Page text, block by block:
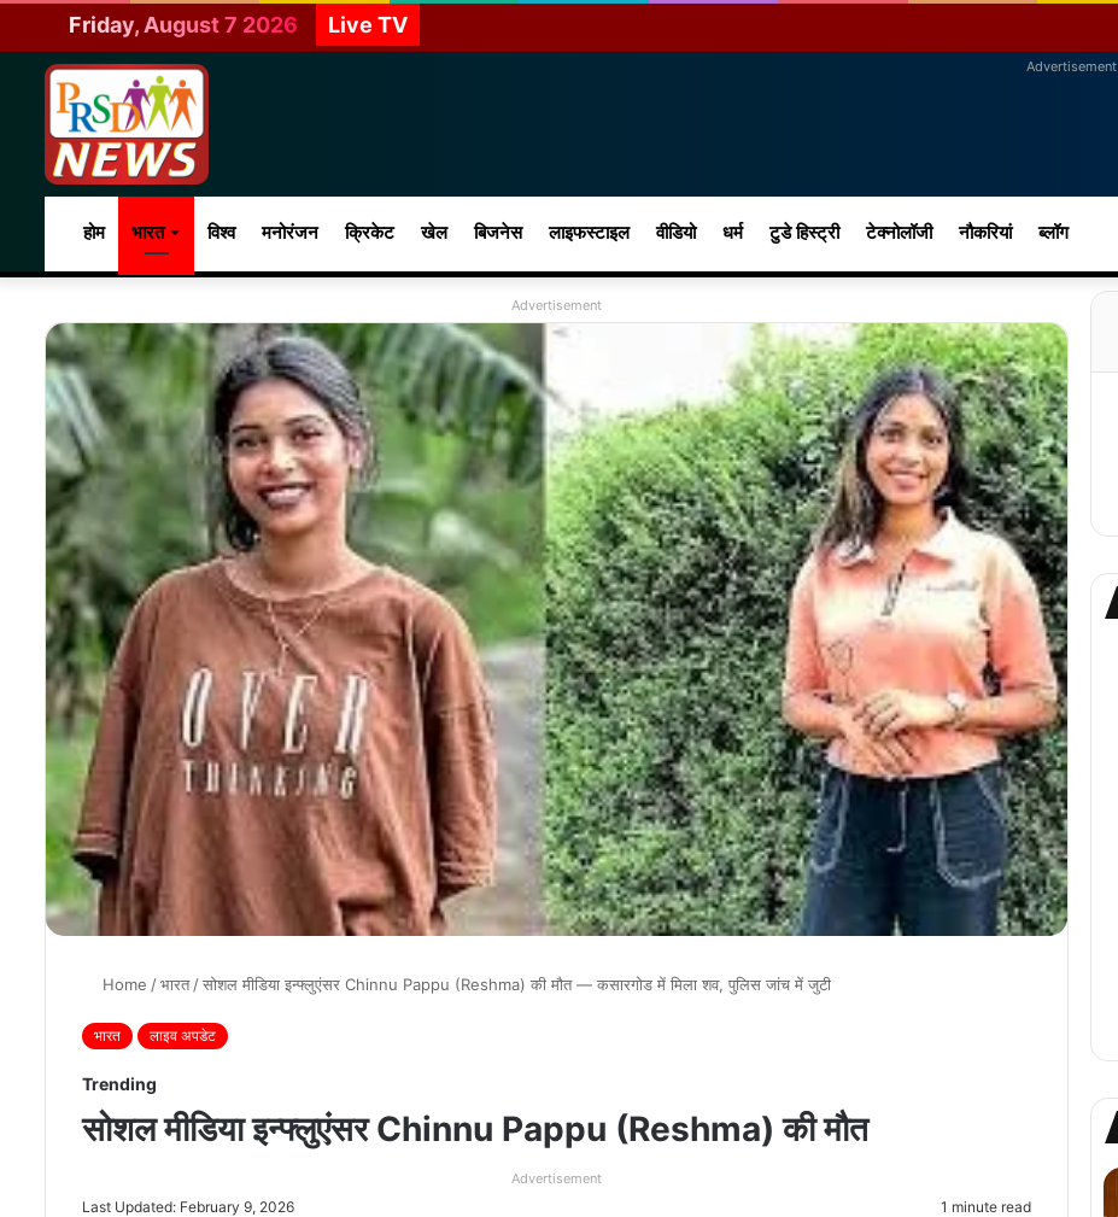
Friday, August 7 2026 Live TV
Advertisement
होम भारत विश्व मनोरंजन क्रिकेट खेल बिजनेस लाइफस्टाइल वीडियो धर्म टुडे हिस्ट्री टेक्नोलॉजी नौकरियां ब्लॉग
Advertisement
Home /भारत /सोशल मीडिया इन्फ्लुएंसर Chinnu Pappu (Reshma) की मौत — कसारगोड में मिला शव, पुलिस जांच में जुटी
भारत लाइव अपडेट
Trending
सोशल मीडिया इन्फ्लुएंसर Chinnu Pappu (Reshma) की मौत
Advertisement
Last Updated: February 9, 2026 1 minute read